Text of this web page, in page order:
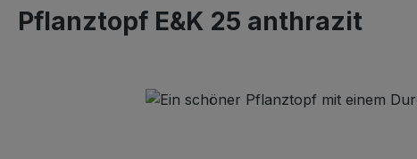
Pflanztopf E&K 25 anthrazit
Bildergalerie überspringen